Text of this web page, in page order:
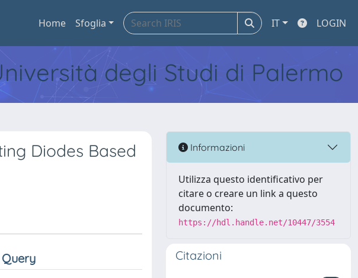
Home Sfoglia IT LOGIN
degli Studi di Palermo
Diodes Based
Informazioni
Utilizza questo identificativo per
citare o creare un link a questo
documento:
https://hdl.handle.net/10447/3554
Citazioni